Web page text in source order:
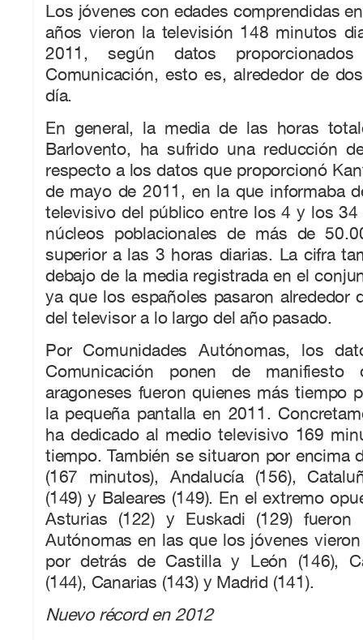
Los jóvenes con edades comprendidas
años vieron la televisión 148 minutos
2011, según datos
Comunicación, esto es, alrededor de
día.
En general, la media de las horas
Barlovento, ha sufrido una reducción
respecto a los datos que proporcionó
de mayo de 2011, en la que informaba
televisivo del público entre los 4 y los 34
núcleos poblacionales de más de
superior a las 3 horas diarias. La cifra
debajo de la media registrada en el
ya que los españoles pasaron alrededor
del televisor a lo largo del año pasado.
Por Comunidades Autónomas, los
Comunicación ponen de manifiesto
aragoneses fueron quienes más tiempo
la pequeña pantalla en 2011.
ha dedicado al medio televisivo 169
tiempo. También se situaron por encima
(167 minutos), Andalucía (156),
(149) y Baleares (149). En el extremo
Asturias (122) y Euskadi (129) fueron
Autónomas en las que los jóvenes
por detrás de Castilla y León (146),
(144), Canarias (143) y Madrid (141).
Nuevo récord en 2012